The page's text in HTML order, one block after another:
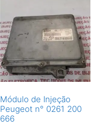
Módulo de Injeção
Peugeot n° 0261 200
666